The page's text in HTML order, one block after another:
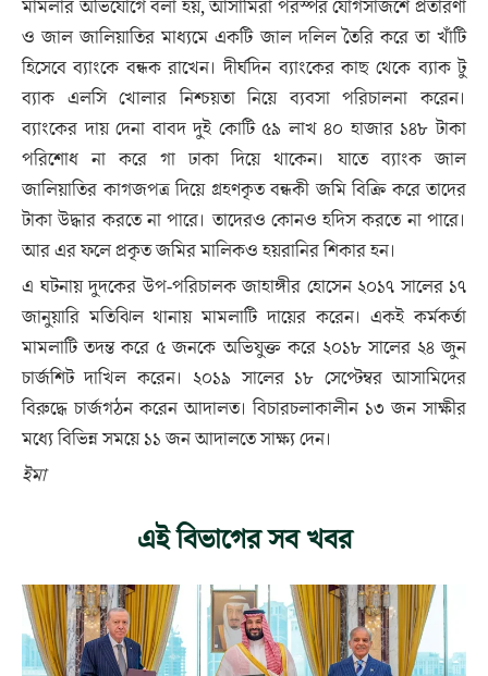
মামলার অভিযোগে বলা হয়, আসামিরা পরস্পর যোগসাজশে প্রতারণা
ও জাল জালিয়াতির মাধ্যমে একটি জাল দলিল তৈরি করে তা খাঁটি
হিসেবে ব্যাংকে বন্ধক রাখেন। দীর্ঘদিন ব্যাংকের কাছ থেকে ব্যাক টু
ব্যাক এলসি খোলার নিশ্চয়তা নিয়ে ব্যবসা পরিচালনা করেন।
ব্যাংকের দায় দেনা বাবদ দুই কোটি ৫৯ লাখ ৪০ হাজার ১৪৮ টাকা
পরিশোধ না করে গা ঢাকা দিয়ে থাকেন। যাতে ব্যাংক জাল
জালিয়াতির কাগজপত্র দিয়ে গ্রহণকৃত বন্ধকী জমি বিক্রি করে তাদের
টাকা উদ্ধার করতে না পারে। তাদেরও কোনও হদিস করতে না পারে।
আর এর ফলে প্রকৃত জমির মালিকও হয়রানির শিকার হন।
এ ঘটনায় দুদকের উপ-পরিচালক জাহাঙ্গীর হোসেন ২০১৭ সালের ১৭
জানুয়ারি মতিঝিল থানায় মামলাটি দায়ের করেন। একই কর্মকর্তা
মামলাটি তদন্ত করে ৫ জনকে অভিযুক্ত করে ২০১৮ সালের ২৪ জুন
চার্জশিট দাখিল করেন। ২০১৯ সালের ১৮ সেপ্টেম্বর আসামিদের
বিরুদ্ধে চার্জগঠন করেন আদালত। বিচারচলাকালীন ১৩ জন সাক্ষীর
মধ্যে বিভিন্ন সময়ে ১১ জন আদালতে সাক্ষ্য দেন।
ইমা
এই বিভাগের সব খবর